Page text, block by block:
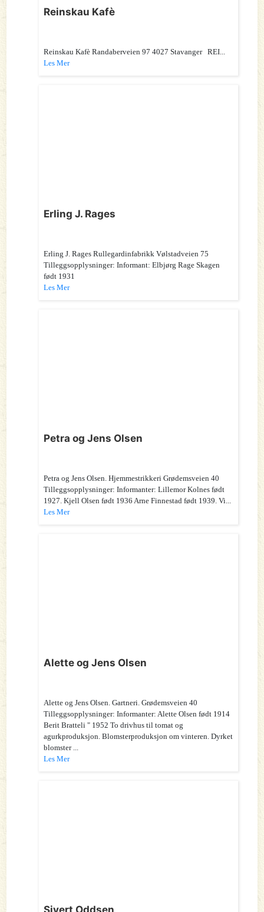
Reinskau Kafè
Reinskau Kafè Randaberveien 97 4027 Stavanger REI...
Les Mer
Erling J. Rages
Erling J. Rages Rullegardinfabrikk Vølstadveien 75
Tilleggsopplysninger: Informant: Elbjørg Rage Skagen
født 1931
Les Mer
Petra og Jens Olsen
Petra og Jens Olsen. Hjemmestrikkeri Grødemsveien 40
Tilleggsopplysninger: Informanter: Lillemor Kolnes født
1927. Kjell Olsen født 1936 Arne Finnestad født 1939. Vi...
Les Mer
Alette og Jens Olsen
Alette og Jens Olsen. Gartneri. Grødemsveien 40
Tilleggsopplysninger: Informanter: Alette Olsen født 1914
Berit Bratteli " 1952 To drivhus til tomat og
agurkproduksjon. Blomsterproduksjon om vinteren. Dyrket
blomster ...
Les Mer